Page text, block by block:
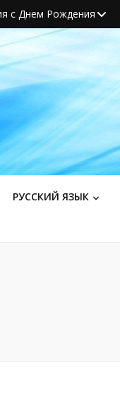
с Днем Рождения
РУССКИЙ ЯЗЫК